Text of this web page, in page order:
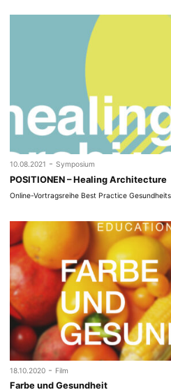
10.08.2021 - Symposium
POSITIONEN – Healing Architecture
Online-Vortragsreihe Best Practice
18.10.2020 - Film
Farbe und Gesundheit